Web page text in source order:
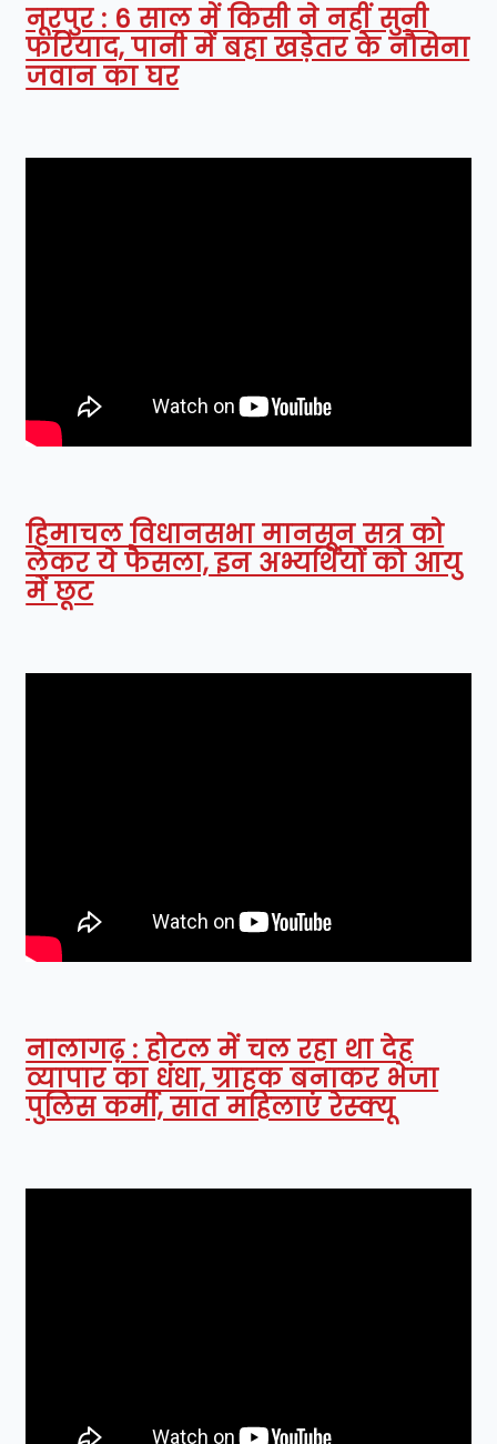
नूरपुर : 6 साल में किसी ने नहीं सुनी
फरियाद, पानी में बहा खड़ेतर के नौसेना
जवान का घर
हिमाचल विधानसभा मानसून सत्र को
लेकर ये फैसला, इन अभ्यर्थियों को आयु
में छूट
नालागढ़ : होटल में चल रहा था देह
व्यापार का धंधा, ग्राहक बनाकर भेजा
पुलिस कर्मी, सात महिलाएं रेस्क्यू